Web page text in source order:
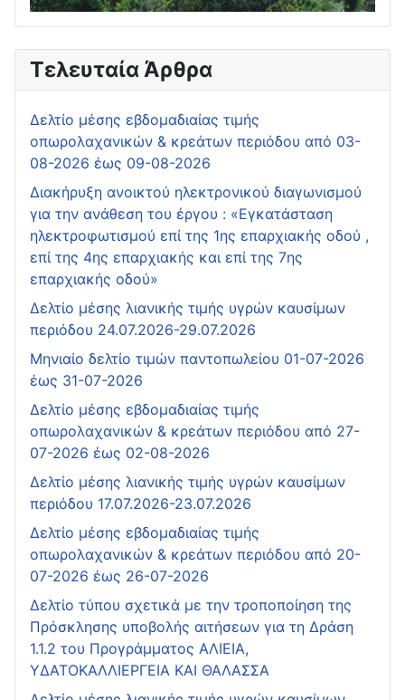
Τελευταία Άρθρα
Δελτίο μέσης εβδομαδιαίας τιμής
οπωρολαχανικών & κρεάτων περιόδου από 03-
08-2026 έως 09-08-2026
Διακήρυξη ανοικτού ηλεκτρονικού διαγωνισμού
για την ανάθεση του έργου : «Εγκατάσταση
ηλεκτροφωτισμού επί της 1ης επαρχιακής οδού ,
επί της 4ης επαρχιακής και επί της 7ης
επαρχιακής οδού»
Δελτίο μέσης λιανικής τιμής υγρών καυσίμων
περιόδου 24.07.2026-29.07.2026
Μηνιαίο δελτίο τιμών παντοπωλείου 01-07-2026
έως 31-07-2026
Δελτίο μέσης εβδομαδιαίας τιμής
οπωρολαχανικών & κρεάτων περιόδου από 27-
07-2026 έως 02-08-2026
Δελτίο μέσης λιανικής τιμής υγρών καυσίμων
περιόδου 17.07.2026-23.07.2026
Δελτίο μέσης εβδομαδιαίας τιμής
οπωρολαχανικών & κρεάτων περιόδου από 20-
07-2026 έως 26-07-2026
Δελτίο τύπου σχετικά με την τροποποίηση της
Πρόσκλησης υποβολής αιτήσεων για τη Δράση
1.1.2 του Προγράμματος ΑΛΙΕΙΑ,
ΥΔΑΤΟΚΑΛΛΙΕΡΓΕΙΑ ΚΑΙ ΘΑΛΑΣΣΑ